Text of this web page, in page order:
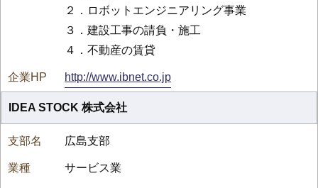
２．ロボットエンジニアリング事業
３．建設工事の請負・施工
４．不動産の賃貸
http://www.ibnet.co.jp
IDEA STOCK 株式会社
広島支部
サービス業